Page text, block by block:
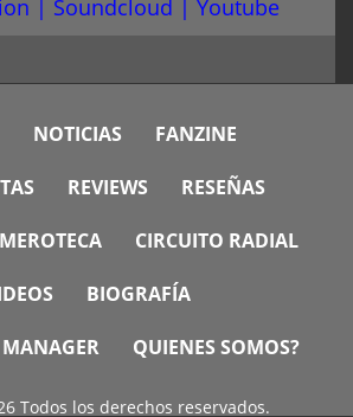
| Soundcloud | Youtube
NOTICIAS FANZINE
REVIEWS RESEÑAS
CIRCUITO RADIAL
BIOGRAFÍA
QUIENES SOMOS?
Todos los derechos reservados.